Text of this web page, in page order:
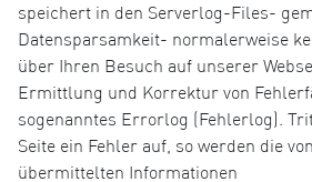
speichert in den Serverlog-Files-
Datensparsamkeit- normalerweise
über Ihren Besuch auf unserer
Ermittlung und Korrektur von
sogenanntes Errorlog (Fehlerlog).
Seite ein Fehler auf, so werden die
übermittelten Informationen